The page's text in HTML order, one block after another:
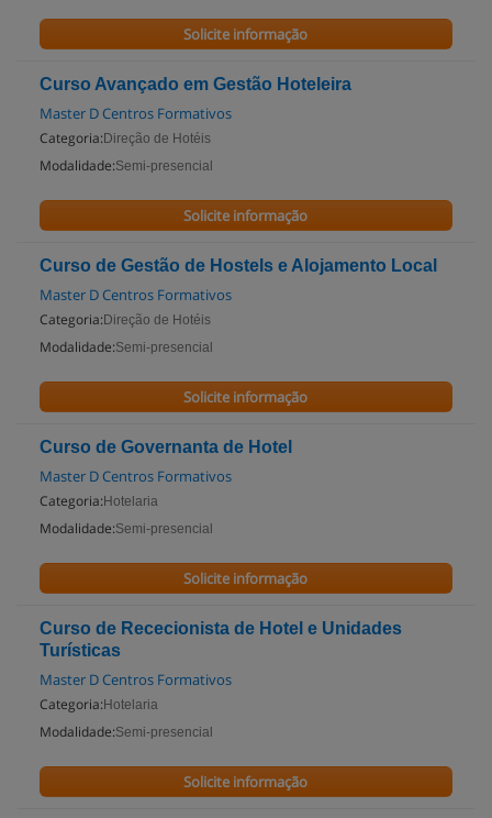
Solicite informação
Curso Avançado em Gestão Hoteleira
Master D Centros Formativos
Categoria: Direção de Hotéis
Modalidade:Semi-presencial
Solicite informação
Curso de Gestão de Hostels e Alojamento Local
Master D Centros Formativos
Categoria: Direção de Hotéis
Modalidade:Semi-presencial
Solicite informação
Curso de Governanta de Hotel
Master D Centros Formativos
Categoria: Hotelaria
Modalidade:Semi-presencial
Solicite informação
Curso de Rececionista de Hotel e Unidades
Turísticas
Master D Centros Formativos
Categoria: Hotelaria
Modalidade:Semi-presencial
Solicite informação